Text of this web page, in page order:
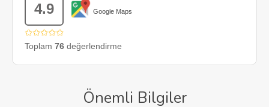
4.9 Google Maps
✩✩✩✩✩
Toplam 76 değerlendirme
Önemli Bilgiler